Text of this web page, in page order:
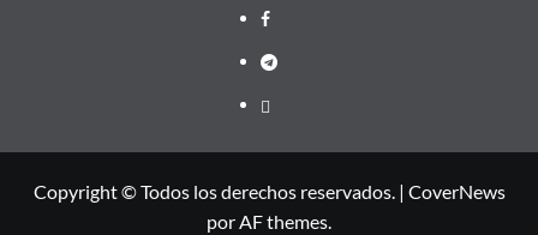
Facebook
Telegram
PayPal
Copyright © Todos los derechos reservados. | CoverNews
por AF themes.